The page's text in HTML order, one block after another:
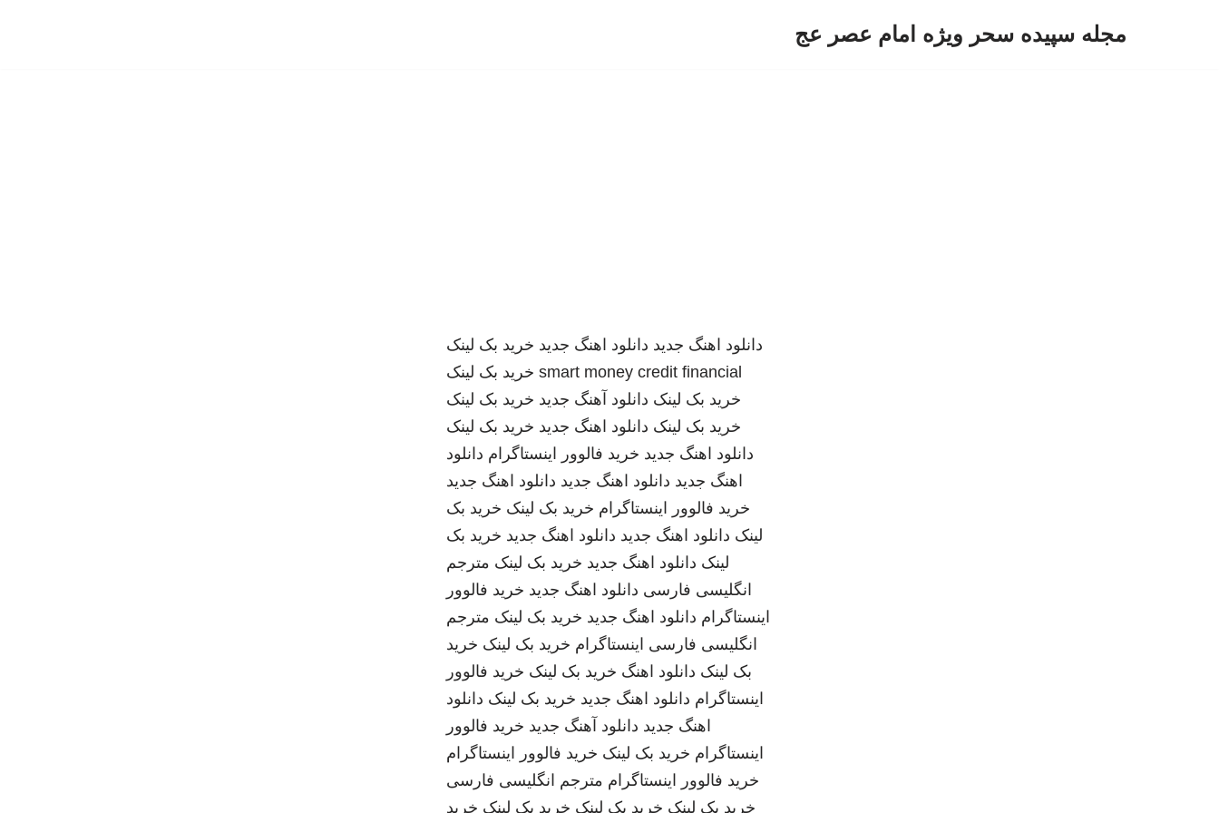
مجله سپیده سحر ویژه امام عصر عج
دانلود اهنگ جدید دانلود اهنگ جدید خرید بک لینک
smart money credit financial خرید بک لینک
خرید بک لینک دانلود آهنگ جدید خرید بک لینک
خرید بک لینک دانلود اهنگ جدید خرید بک لینک
دانلود اهنگ جدید خرید فالوور اینستاگرام دانلود
اهنگ جدید دانلود اهنگ جدید دانلود اهنگ جدید
خرید فالوور اینستاگرام خرید بک لینک خرید بک
لینک دانلود اهنگ جدید دانلود اهنگ جدید خرید بک
لینک دانلود اهنگ جدید خرید بک لینک مترجم
انگلیسی فارسی دانلود اهنگ جدید خرید فالوور
اینستاگرام دانلود اهنگ جدید خرید بک لینک مترجم
انگلیسی فارسی اینستاگرام خرید بک لینک خرید
بک لینک دانلود اهنگ خرید بک لینک خرید فالوور
اینستاگرام دانلود اهنگ جدید خرید بک لینک دانلود
اهنگ جدید دانلود آهنگ جدید خرید فالوور
اینستاگرام خرید بک لینک خرید فالوور اینستاگرام
خرید فالوور اینستاگرام مترجم انگلیسی فارسی
خرید بک لینک خرید بک لینک خرید بک لینک خرید